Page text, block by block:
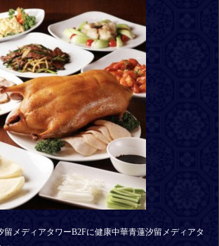
留メディアタワーB2Fに健康中華青蓮汐留メディアタ